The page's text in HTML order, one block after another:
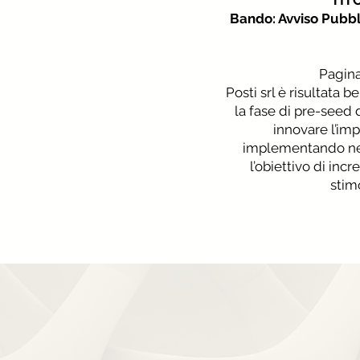
Bando: Avviso
Posti srl è risultata
la fase di pre-seed
innovare
implementando
l’obiettivo di